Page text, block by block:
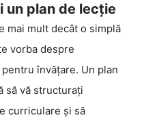
un plan de lecție
mai mult decât o simplă
vorba despre
învățare. Un plan
să vă structurați
curriculare și să